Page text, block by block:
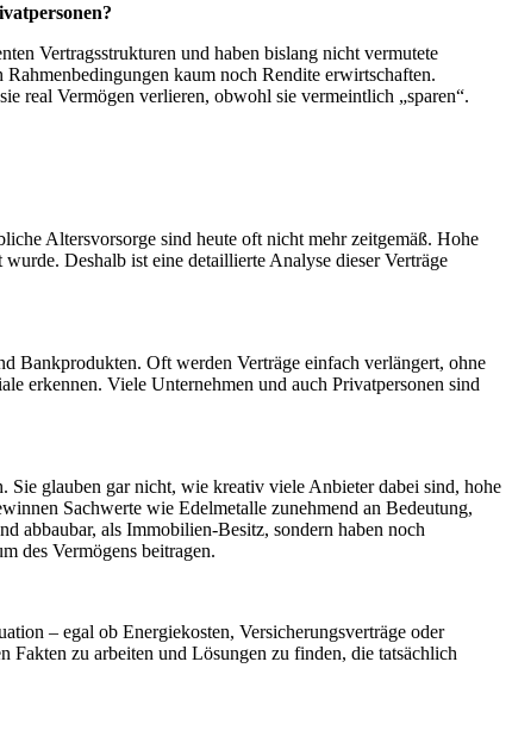
Vertragsstrukturen und haben bislang nicht vermutete
kaum noch Rendite erwirtschaften.
real Vermögen verlieren, obwohl sie vermeintlich „sparen“.
Altersvorsorge sind heute oft nicht mehr zeitgemäß. Hohe
Deshalb ist eine detaillierte Analyse dieser Verträge
Bankprodukten. Oft werden Verträge einfach verlängert, ohne
erkennen. Viele Unternehmen und auch Privatpersonen sind
Sie glauben gar nicht, wie kreativ viele Anbieter dabei sind, hohe
Sachwerte wie Edelmetalle zunehmend an Bedeutung,
abbaubar, als Immobilien-Besitz, sondern haben noch
des Vermögens beitragen.
– egal ob Energiekosten, Versicherungsverträge oder
zu arbeiten und Lösungen zu finden, die tatsächlich